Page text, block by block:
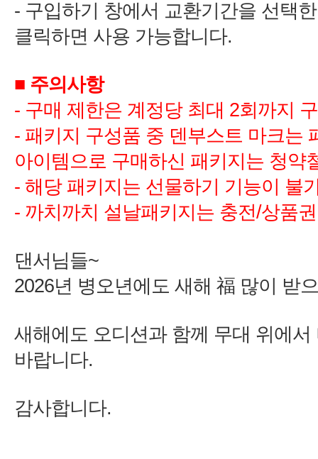
- 구입하기 창에서 교환기간을 선택
-
2
- 패키지 구성품 중 덴부스트 마크는
-
-
새해에도 오디션과 함께 무대 위에